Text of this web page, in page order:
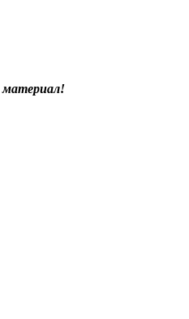
материал!